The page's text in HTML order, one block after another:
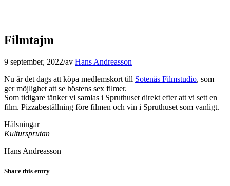
Filmtajm
9 september, 2022/av Hans Andreasson
Nu är det dags att köpa medlemskort till Sotenäs Filmstudio, som
ger möjlighet att se höstens sex filmer.
Som tidigare tänker vi samlas i Spruthuset direkt efter att vi sett en
film. Pizzabeställning före filmen och vin i Spruthuset som vanligt.
Hälsningar
Kultursprutan
Hans Andreasson
Share this entry